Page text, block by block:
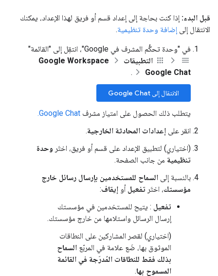
قبل البدء: إذا كنت بحاجة إلى إعداد قسم أو فريق لهذا الإعداد، يمكنك
الانتقال إلى إضافة وحدة تنظيمية.
في "وحدة تحكُّم المشرف في Google"، انتقِل إلى "القائمة"
التطبيقات
Google Workspace
Google Chat
.
الانتقال إلى Google Chat
يتطلب ذلك الحصول على امتياز مشرف Google Chat.
انقر على إعدادات المحادثة الخارجية.
(اختياري) لتطبيق الإعداد على قسم أو فريق، اختَر وحدة
تنظيمية من جانب الصفحة.
بالنسبة إلى السماح للمستخدمين بإرسال رسائل خارج
مؤسستك، اختَر تفعيل أو إيقاف:
تفعيل : يتيح للمستخدمين في مؤسستك
إرسال الرسائل واستلامها من خارج مؤسستك.
(اختياري) لقصر المشاركين على النطاقات
الموثوق بها، ضَع علامة في المربّع السماح
بذلك فقط للنطاقات المُدرَجة في القائمة
المسموح بها.